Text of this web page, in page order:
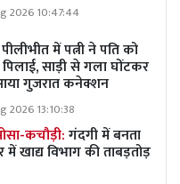
2026 10:47:44
पीलीभीत में पत्नी ने पति को
साड़ी से गला घोंटकर
गुजरात कनेक्शन
2026 13:10:38
कचौड़ी:गंदगी में बनता
खाद्य विभाग की ताबड़तोड़